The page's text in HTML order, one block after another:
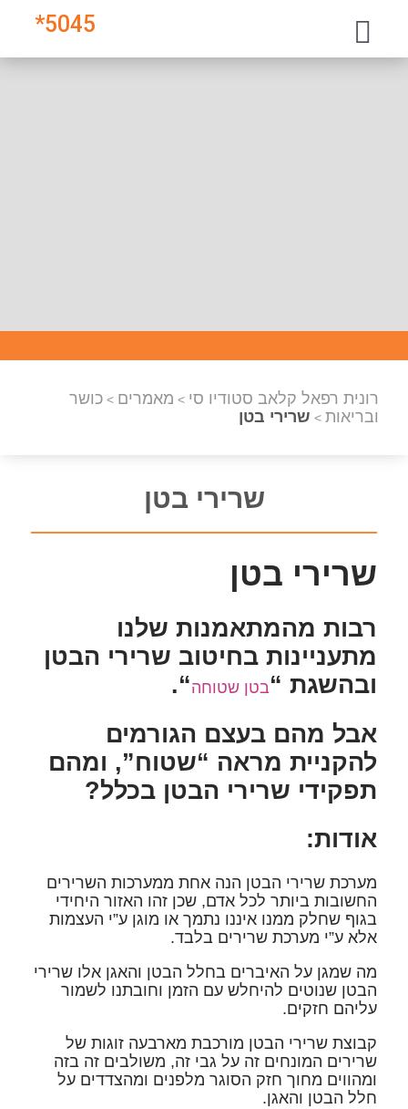
5045
*
רונית רפאל קלאב סטודיו סי > מאמרים > כושר
ובריאות > שרירי בטן
שרירי בטן
שרירי בטן
רבות מהמתאמנות שלנו
מתעניינות בחיטוב שרירי הבטן
ובהשגת “בטן שטוחה“.
אבל מהם בעצם הגורמים
להקניית מראה “שטוח”, ומהם
תפקידי שרירי הבטן בכלל?
אודות:
מערכת שרירי הבטן הנה אחת ממערכות השרירים
החשובות ביותר לכל אדם, שכן זהו האזור היחידי
בגוף שחלק ממנו איננו נתמך או מוגן ע”י העצמות
אלא ע”י מערכת שרירים בלבד.
מה שמגן על האיברים בחלל הבטן והאגן אלו שרירי
הבטן שנוטים להיחלש עם הזמן וחובתנו לשמור
עליהם חזקים.
קבוצת שרירי הבטן מורכבת מארבעה זוגות של
שרירים המונחים זה על גבי זה, משולבים זה בזה
ומהווים מחוך חזק הסוגר מלפנים ומהצדדים על
חלל הבטן והאגן.